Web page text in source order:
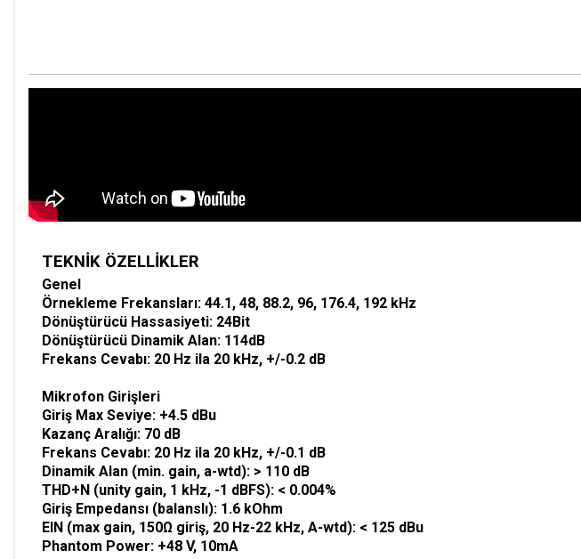
TEKNİK ÖZELLİKLER
Genel
Örnekleme Frekansları: 44.1, 48, 88.2, 96, 176.4, 192 kHz
Dönüştürücü Hassasiyeti: 24Bit
Dönüştürücü Dinamik Alan: 114dB
Frekans Cevabı: 20 Hz ila 20 kHz, +/-0.2 dB
Mikrofon Girişleri
Giriş Max Seviye: +4.5 dBu
Kazanç Aralığı: 70 dB
Frekans Cevabı: 20 Hz ila 20 kHz, +/-0.1 dB
Dinamik Alan (min. gain, a-wtd): > 110 dB
THD+N (unity gain, 1 kHz, -1 dBFS): < 0.004%
Giriş Empedansı (balanslı): 1.6 kOhm
EIN (max gain, 150Ω giriş, 20 Hz-22 kHz, A-wtd): < 125 dBu
Phantom Power: +48 V, 10mA